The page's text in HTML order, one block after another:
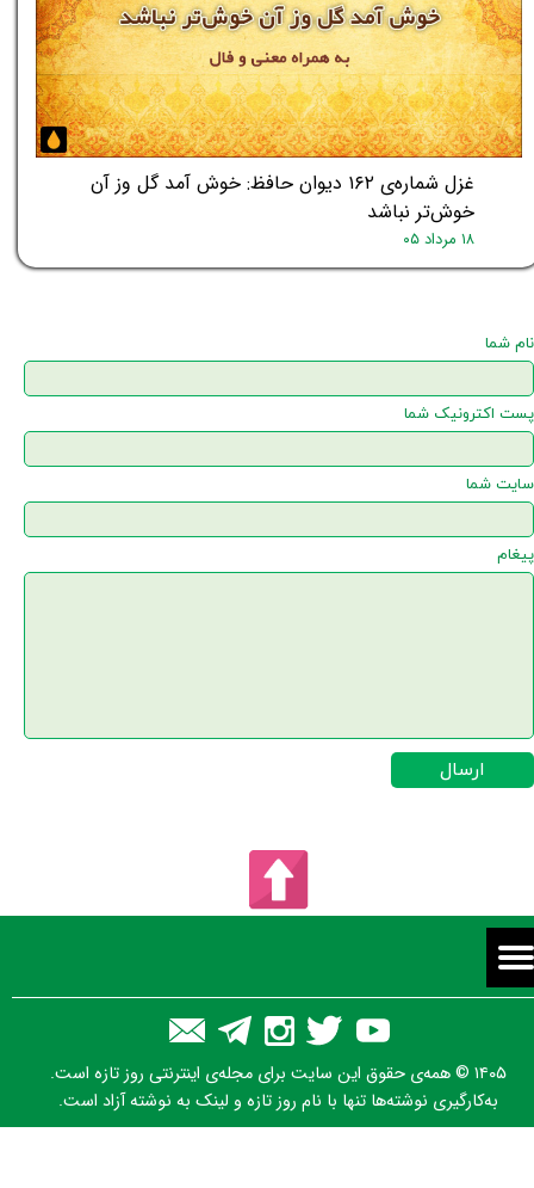
★★
غزل شماره‌ی ۱۶۲ دیوان حافظ: خوش آمد گل وز آن
خوش‌تر نباشد
۱۸ مرداد ۰۵
نام شما
پست اکترونیک شما
سایت شما
پیغام
ارسال
۱۴۰۵ © همه‌ی حقوق این سایت برای مجله‌ی اینترنتی روز تازه است.
به‌کارگیری نوشته‌ها تنها با نام روز تازه و لینک به نوشته آزاد است.